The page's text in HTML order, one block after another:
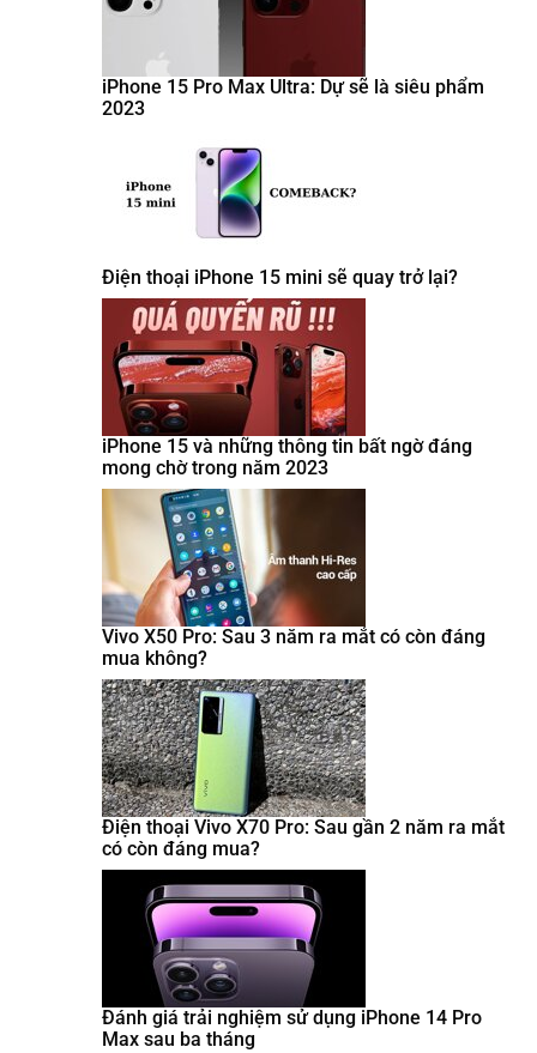
iPhone 15 Pro Max Ultra: Dự sẽ là siêu phẩm
2023
Điện thoại iPhone 15 mini sẽ quay trở lại?
iPhone 15 và những thông tin bất ngờ đáng
mong chờ trong năm 2023
Vivo X50 Pro: Sau 3 năm ra mắt có còn đáng
mua không?
Điện thoại Vivo X70 Pro: Sau gần 2 năm ra mắt
có còn đáng mua?
Đánh giá trải nghiệm sử dụng iPhone 14 Pro
Max sau ba tháng